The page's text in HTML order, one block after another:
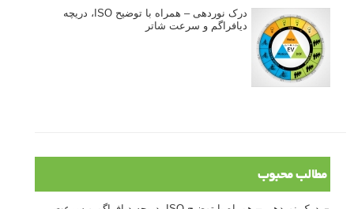
درک نوردهی – همراه با توضیح ISO، دریچه
دیافراگم و سرعت شاتر
مطالب محبوب